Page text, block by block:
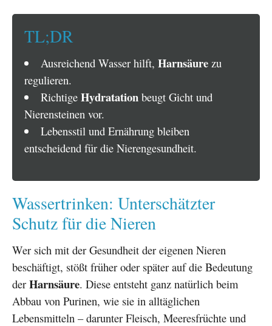
TL;DR
Ausreichend Wasser hilft, Harnsäurezu
regulieren.
Richtige Hydratation beugt Gicht und
Nierensteinen vor.
Lebensstil und Ernährung bleiben
entscheidend für die Nierengesundheit.
Wassertrinken: Unterschätzter
Schutz für die Nieren
Wer sich mit der Gesundheit der eigenen Nieren
beschäftigt, stößt früher oder später auf die Bedeutung
der Harnsäure. Diese entsteht ganz natürlich beim
Abbau von Purinen, wie sie in alltäglichen
Lebensmitteln – darunter Fleisch, Meeresfrüchte und